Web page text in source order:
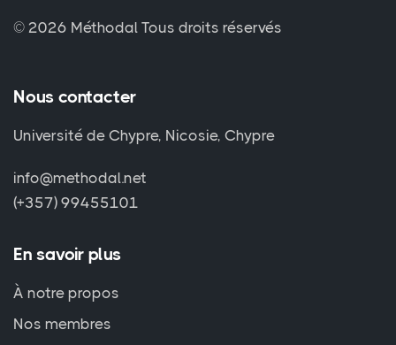
© 2026 Méthodal Tous droits réservés
Nous contacter
Université de Chypre, Nicosie, Chypre
info@methodal.net
(+357) 99455101
En savoir plus
À notre propos
Nos membres